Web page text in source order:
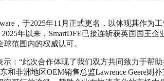
，于2025年11月正式更名，以体现其作
年以来，SmartDFE已接连斩获英国国王
范围内的权威认可。
示：“此次合作体现了我们双方共同致力于
和非洲地区OEM销售总监Lawrence Geere